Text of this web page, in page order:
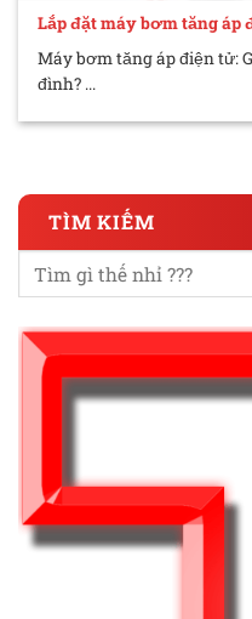
Lắp đặt máy bơm tăng áp
Máy bơm tăng áp điện tử:
đình? ...
TÌM KIẾM